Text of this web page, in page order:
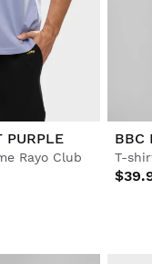
PURPLE
Rayo Club
BBC
T-